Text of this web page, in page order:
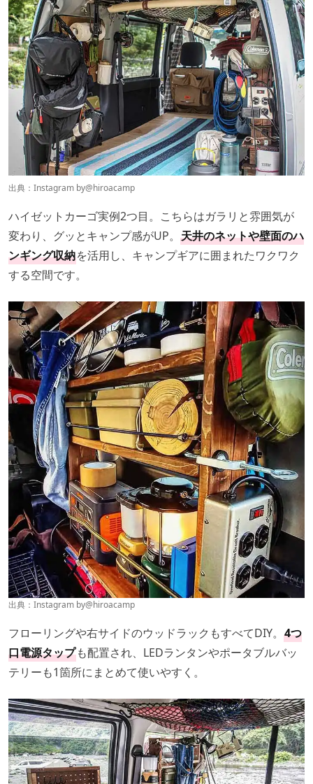
出典：Instagram by@hiroacamp
ハイゼットカーゴ実例2つ目。こちらはガラリと雰囲気が
変わり、グッとキャンプ感がUP。 天井のネットや壁面のハ
ンギング収納を活用し、キャンプギアに囲まれたワクワク
する空間です。
出典：Instagram by@hiroacamp
フローリングや右サイドのウッドラックもすべてDIY。 4つ
口電源タップも配置され、LEDランタンやポータブルバッ
テリーも1箇所にまとめて使いやすく。